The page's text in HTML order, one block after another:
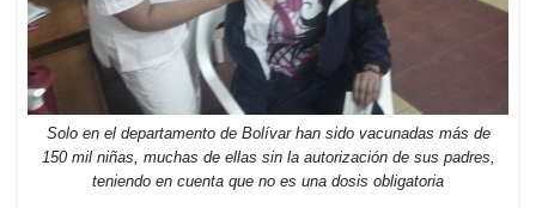
Solo en el departamento de Bolívar han sido vacunadas más de
150 mil niñas, muchas de ellas sin la autorización de sus padres,
teniendo en cuenta que no es una dosis obligatoria